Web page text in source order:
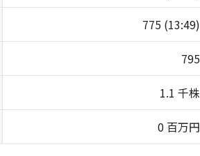
775 (13:49)
795
1.1 千株
0 百万円